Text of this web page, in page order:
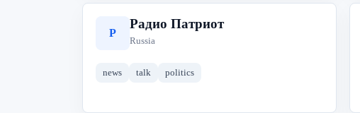
Р
Радио Патриот
Russia
news talk politics